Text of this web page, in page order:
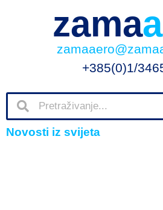
zama
+385(0)1/
Novosti iz svijeta